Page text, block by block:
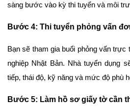
sàng bước vào kỳ thi tuyển và môi
Bước 4: Thi tuyển phỏng vấn
Bạn sẽ tham gia buổi phỏng vấn trực
nghiệp Nhật Bản. Nhà tuyển dụng
tiếp, thái độ, kỹ năng và mức độ phù
Bước 5: Làm hồ sơ giấy tờ cần